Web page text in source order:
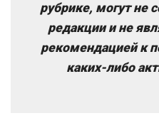
рубрике, могут не
редакции и не
рекомендацией к
каких-либо